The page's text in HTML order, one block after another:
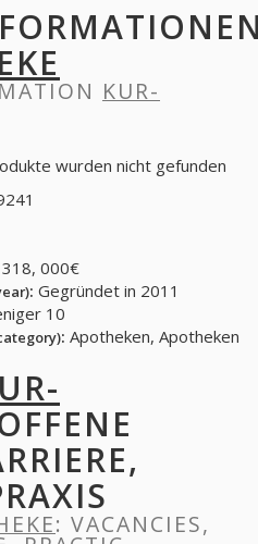
KUR-
wurden nicht gefunden
318, 000€
: Gegründet in 2011
10
: Apotheken, Apotheken
: VACANCIES,